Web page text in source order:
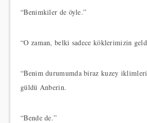
“Benimkiler de öyle.”
“O zaman, belki sadece köklerimizin
“Benim durumumda biraz kuzey iklimleri
güldü Anberin.
“Bende de.”